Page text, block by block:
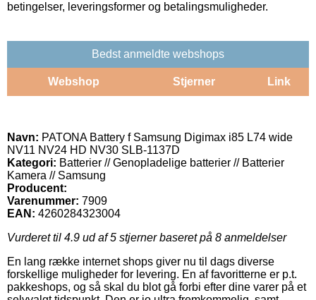
betingelser, leveringsformer og betalingsmuligheder.
Bedst anmeldte webshops
Webshop Stjerner Link
Navn: PATONA Battery f Samsung Digimax i85 L74 wide
NV11 NV24 HD NV30 SLB-1137D
Kategori: Batterier // Genopladelige batterier // Batterier
Kamera // Samsung
Producent:
Varenummer: 7909
EAN: 4260284323004
Vurderet til 4.9 ud af 5 stjerner baseret på 8 anmeldelser
En lang række internet shops giver nu til dags diverse
forskellige muligheder for levering. En af favoritterne er p.t.
pakkeshops, og så skal du blot gå forbi efter dine varer på et